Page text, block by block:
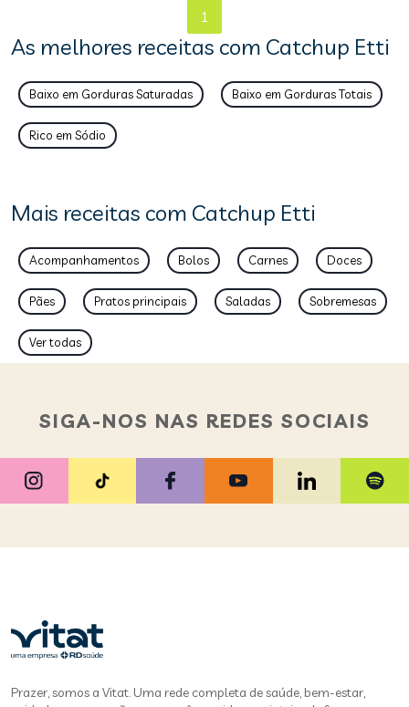
1
As melhores receitas com Catchup Etti
Baixo em Gorduras Saturadas Baixo em Gorduras Totais
Rico em Sódio
Mais receitas com Catchup Etti
Acompanhamentos Bolos Carnes Doces
Pães Pratos principais Saladas Sobremesas
Ver todas
SIGA-NOS NAS REDES SOCIAIS
Prazer, somos a Vitat. Uma rede completa de saúde, bem-estar,